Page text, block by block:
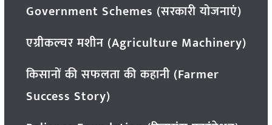
Government Schemes (सरकारी योजनाएं)
एग्रीकल्चर मशीन (Agriculture Machinery)
किसानों की सफलता की कहानी (Farmer
Success Story)